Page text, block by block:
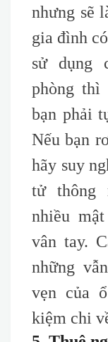
nhưng sẽ
gia đình
sử dụng
phòng
bạn phải
Nếu bạn
hãy suy
tử thông
nhiều
vân tay.
những
vẹn của
kiệm chi